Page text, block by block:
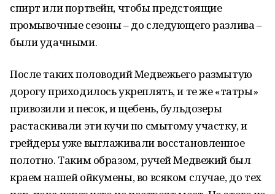
спирт или портвейн, чтобы предстоящие
промывочные сезоны – до следующего разлива –
были удачными.
После таких половодий Медвежьего размытую
дорогу приходилось укреплять, и те же «татры»
привозили и песок, и щебень, бульдозеры
растаскивали эти кучи по смытому участку, и
грейдеры уже выглаживали восстановленное
полотно. Таким образом, ручей Медвежий был
краем нашей ойкумены, во всяком случае, до тех